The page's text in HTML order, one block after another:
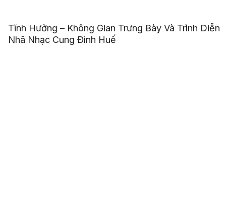
Tĩnh Hưởng – Không Gian Trưng Bày Và Trình Diễn
Nhã Nhạc Cung Đình Huế